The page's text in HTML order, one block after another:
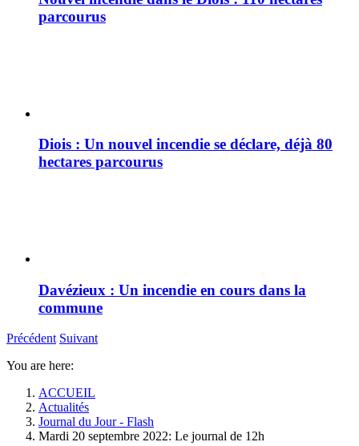
parcourus
Diois : Un nouvel incendie se déclare, déjà 80
hectares parcourus
Davézieux : Un incendie en cours dans la
commune
Précédent Suivant
You are here:
ACCUEIL
Actualités
Journal du Jour - Flash
Mardi 20 septembre 2022: Le journal de 12h